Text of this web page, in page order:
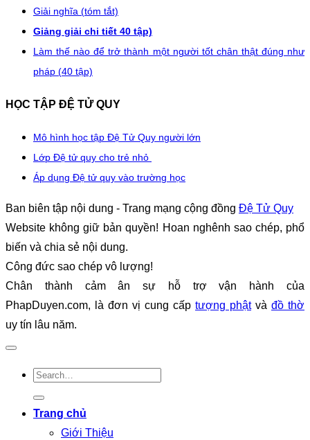
Giải nghĩa (tóm tắt)
Giảng giải chi tiết 40 tập)
Làm thế nào để trở thành một người tốt chân thật đúng như
pháp (40 tập)
HỌC TẬP ĐỆ TỬ QUY
Mô hình học tập Đệ Tử Quy người lớn
Lớp Đệ tử quy cho trẻ nhỏ
Áp dụng Đệ tử quy vào trường học
Ban biên tập nội dung - Trang mạng cộng đồng Đệ Tử Quy
Website không giữ bản quyền! Hoan nghênh sao chép, phổ
biến và chia sẻ nội dung.
Công đức sao chép vô lượng!
Chân thành cảm ân sự hỗ trợ vận hành của
PhapDuyen.com, là đơn vị cung cấp tượng phậtvà đồ thờ
uy tín lâu năm.
Trang chủ
Giới Thiệu